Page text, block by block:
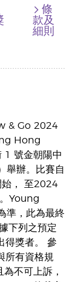
條
款及
細則
& Go 2024
Hong
1 號金朝陽中
舉辦。比賽自
始， 至2024
Young
準，此為最終
下列之預定
得獎者。 參
所有資格規
不可上訴，